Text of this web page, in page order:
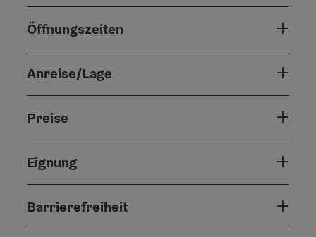
Öffnungszeiten
Anreise/Lage
Preise
Eignung
Barrierefreiheit